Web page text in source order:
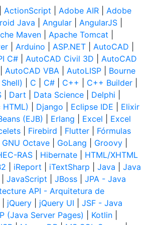
ActionScript Adobe AIR
Adobe
Java Angular AngularJS
Maven Apache Tomcat
Arduino ASP.NET AutoCAD
C#
AutoCAD Civil 3D
AutoCAD
AutoCAD VBA AutoLISP
Bourne
C C# C++ C++ Builder
Dart Data Science Delphi
HTML)
Django Eclipse IDE
Elixir
(EJB) Erlang Excel
Excel
Firebird Flutter
Fórmulas
GNU Octave GoLang Groovy
RAS Hibernate
HTML/XHTML
iReport iTextSharp Java
Java
JavaScript JBoss
JPA - Java
API - Arquitetura de
jQuery jQuery UI
JSF - Java
(Java Server Pages) Kotlin